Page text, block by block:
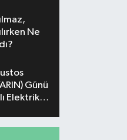
Ne
Günü
Elektrik